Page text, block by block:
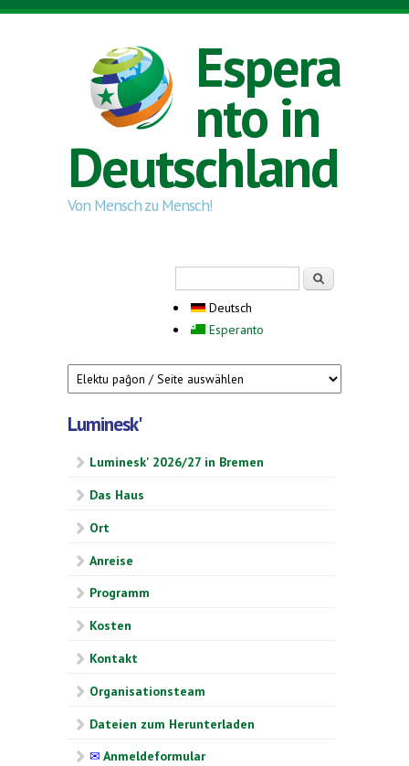
Direkt zum Inhalt
Espera
nto in
Deutschland
Von Mensch zu Mensch!
Deutsch
Esperanto
Luminesk'
Luminesk' 2026/27 in Bremen
Das Haus
Ort
Anreise
Programm
Kosten
Kontakt
Organisationsteam
Dateien zum Herunterladen
✉ Anmeldeformular